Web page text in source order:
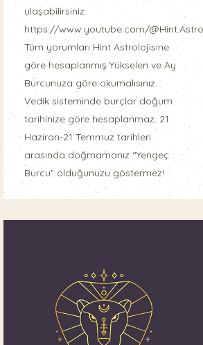
ulaşabilirsiniz:
https://www.youtube.com/
Tüm yorumları Hint Astrolojisine
göre hesaplanmış Yükselen ve Ay
Burcunuza göre okumalısınız.
Vedik sisteminde burçlar doğum
tarihinize göre hesaplanmaz. 21
Haziran-21 Temmuz tarihleri
arasında doğmamanız “Yengeç
Burcu” olduğunuzu göstermez!